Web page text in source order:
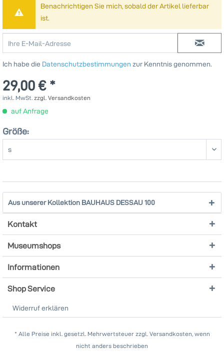
Benachrichtigen Sie mich, sobald der Artikel lieferbar
ist.
Ich habe die Datenschutzbestimmungen zur Kenntnis genommen.
29,00 € *
inkl. MwSt. zzgl. Versandkosten
auf Anfrage
Größe:
Aus unserer Kollektion BAUHAUS DESSAU 100
Kontakt
Museumshops
Informationen
Shop Service
Widerruf erklären
* Alle Preise inkl. gesetzl. Mehrwertsteuer zzgl. Versandkosten, wenn
nicht anders beschrieben